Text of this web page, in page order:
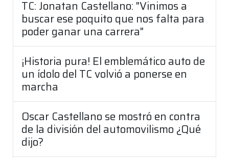
TC: Jonatan Castellano: "Vinimos a
buscar ese poquito que nos falta para
poder ganar una carrera"
¡Historia pura! El emblemático auto de
un ídolo del TC volvió a ponerse en
marcha
Oscar Castellano se mostró en contra
de la división del automovilismo ¿Qué
dijo?